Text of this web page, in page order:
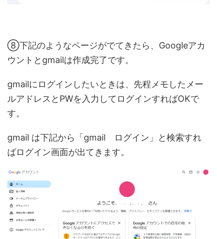
⑧下記のようなページがでてきたら、Googleアカ
ウントとgmailは作成完了です。
gmailにログインしたいときは、先程メモしたメー
ルアドレスとPWを入力してログインすればOKで
す。
gmail は下記から「gmail ログイン」と検索すれ
ばログイン画面が出てきます。